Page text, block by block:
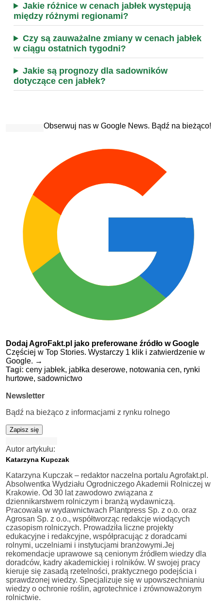
Jakie różnice w cenach jabłek występują
między różnymi regionami?
Czy są zauważalne zmiany w cenach jabłek
w ciągu ostatnich tygodni?
Jakie są prognozy dla sadowników
dotyczące cen jabłek?
Obserwuj nas w Google News. Bądź na bieżąco!
Dodaj AgroFakt.pl jako preferowane źródło w Google
Częściej w Top Stories. Wystarczy 1 klik i zatwierdzenie w
Google. →
Tagi: ceny jabłek, jabłka deserowe, notowania cen, rynki
hurtowe, sadownictwo
Newsletter
Bądź na bieżąco z informacjami z rynku rolnego
Zapisz się
Autor artykułu:
Katarzyna Kupczak
Katarzyna Kupczak – redaktor naczelna portalu Agrofakt.pl.
Absolwentka Wydziału Ogrodniczego Akademii Rolniczej w
Krakowie. Od 30 lat zawodowo związana z
dziennikarstwem rolniczym i branżą wydawniczą.
Pracowała w wydawnictwach Plantpress Sp. z o.o. oraz
Agrosan Sp. z o.o., współtworząc redakcje wiodących
czasopism rolniczych. Prowadziła liczne projekty
edukacyjne i redakcyjne, współpracując z doradcami
rolnymi, uczelniami i instytucjami branżowymi.Jej
rekomendacje uprawowe są cenionym źródłem wiedzy dla
doradców, kadry akademickiej i rolników. W swojej pracy
kieruje się zasadą rzetelności, praktycznego podejścia i
sprawdzonej wiedzy. Specjalizuje się w upowszechnianiu
wiedzy o ochronie roślin, agrotechnice i zrównoważonym
rolnictwie.